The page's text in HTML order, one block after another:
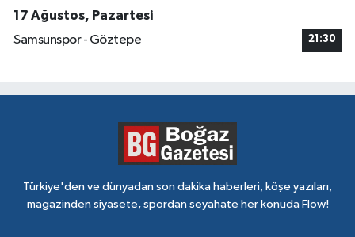
17 Ağustos, Pazartesi
Samsunspor - Göztepe
21:30
Türkiye'den ve dünyadan son dakika haberleri, köşe yazıları,
magazinden siyasete, spordan seyahate her konuda Flow!